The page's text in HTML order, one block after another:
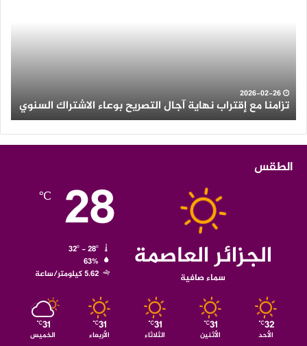
السنوي
2026-02-26
تزامنا مع إقتراب نهاية آجال التصريح بوعاء الاشتراك السنوي
الطقس
الجزائر العاصمة
سماء صافية
28
℃
63%
5.62 كيلومتر/ساعة
32
℃
الأحد
31
℃
الأثنين
31
℃
الثلاثاء
31
℃
الأربعاء
31
℃
الخميس